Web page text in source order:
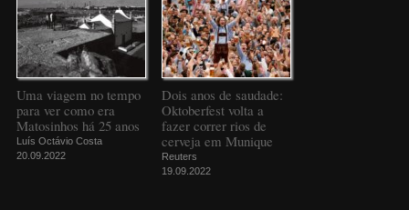
Uma viagem no tempo
para ver como era
Matosinhos há 25 anos
Luís Octávio Costa
20.09.2022
Dois anos de saudade:
Oktoberfest volta a
fazer correr rios de
cerveja em Munique
Reuters
19.09.2022